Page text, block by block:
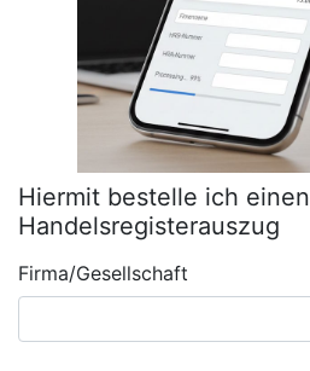
Hiermit bestelle ich einen
Handelsregisterauszug
Firma/Gesellschaft